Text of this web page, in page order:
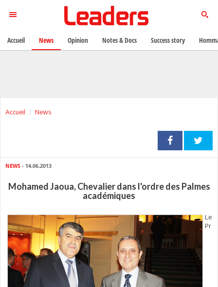
Accueil News
NEWS - 14.06.2013
Mohamed Jaoua, Chevalier dans l'ordre des Palmes
académiques
Le
Pr
Accueil News Opinion Notes & Docs Success story